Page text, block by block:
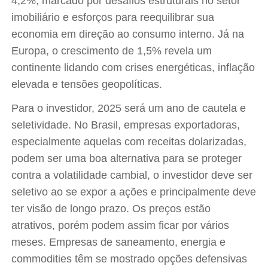
imobiliário e esforços para reequilibrar sua
economia em direção ao consumo interno. Já na
Europa, o crescimento de 1,5% revela um
continente lidando com crises energéticas, inflação
elevada e tensões geopolíticas.
Para o investidor, 2025 será um ano de cautela e
seletividade. No Brasil, empresas exportadoras,
especialmente aquelas com receitas dolarizadas,
podem ser uma boa alternativa para se proteger
contra a volatilidade cambial, o investidor deve ser
seletivo ao se expor a ações e principalmente deve
ter visão de longo prazo. Os preços estão
atrativos, porém podem assim ficar por vários
meses. Empresas de saneamento, energia e
commodities têm se mostrado opções defensivas